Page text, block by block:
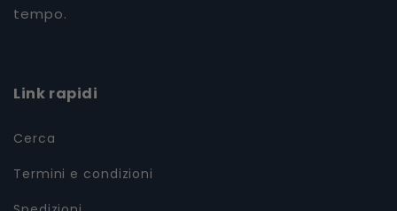
tempo.
Link rapidi
Cerca
Termini e condizioni